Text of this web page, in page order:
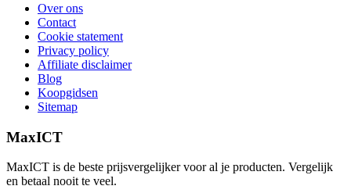
Over ons
Contact
Cookie statement
Privacy policy
Affiliate disclaimer
Blog
Koopgidsen
Sitemap
MaxICT
MaxICT is de beste prijsvergelijker voor al je producten. Vergelijk
en betaal nooit te veel.